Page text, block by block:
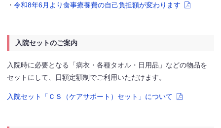
・令和8年6月より食事療養費の自己負担額が変わります
入院セットのご案内
入院時に必要となる「病衣・各種タオル・日用品」などの物品を
セットにして、日額定額制でご利用いただけます。
入院セット「ＣＳ（ケアサポート）セット」について